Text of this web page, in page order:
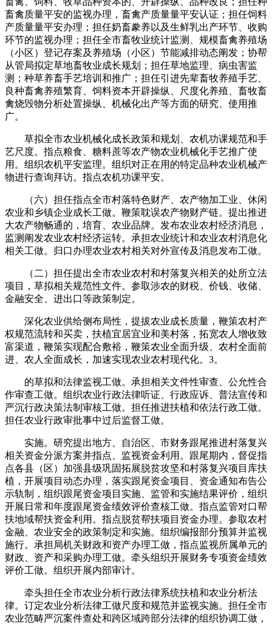
畜禽质量平安的监视办理，畜禽产质量量平安认证；担任饲料
产质量量平安办理；担任奶畜豢养以及生鲜乳出产环节、收购
环节的监视办理；担任全市畜牧业统计监测、规模畜禽养殖场
（小区）登记存案及养殖场（小区）节能减排动态阐发；协帮
从管局拟定草地畜牧业成长规划；担任草地监理、病虫害监
测；种草养畜手艺培训和推广；担任引进先辈畜牧养殖手艺、
良种畜禽养殖繁育、饲料资本开辟操纵、尺度化养殖、畜牧畜
禽烧毁物分析处置操纵、机械化出产等方面的研究、使用推
广。
草拟全市农业机械化成长政策和规划、农机功课规范和手
艺尺度。指点粮食、糖料蔗等农产物农业机械化手艺推广使
用。组织农机平安监理。组织对正在用的特定品种农业机械产
物进行查询拜访。指点农机功课平安。
（六）担任指点全市村落特色财产、农产物加工业、休闲
农业和乡镇企业成长工做。鞭策耽误农产物财产链。提出推进
大农产物畅通的，培育、农业品牌。发布农业农村经济消息，
监测阐发农业农村经济运转。承担农业统计和农业农村消息化
相关工做。归口办理农业农村相关对外宣传及消息发布工做。
（二）担任提出全市农业农村和村落复兴相关的处所立法
项目，草拟相关规范性文件。参取涉农的财税、价钱、收储、
金融安全、进出口等政策制定。
深化农业供给侧布局性，提拔农业成长质量，鞭策农村产
权规范流转和买卖，扶植宜居宜业和美村落，拓宽农人增收致
富渠道，鞭策实现配合敷裕，鞭策农业全面升级、农村全面前
进、农人全面成长，加速实现农业农村现代化。3。
的草拟和法律监视工做。承担相关文件性审查、公允性合
作审查工做。组织农业行政法律听证、行政应诉、普法宣传和
严沉行政决策法制审核工做。担任推进扶植和依法行政工做。
担任农业行政审批事中过后监督工做。
实施。研究提出地方、自治区、市财务跟尾推进村落复兴
相关资金分派方案并指点、监视资金利用。跟尾期内，督促指
点各县（区）加强县级巩固拓展脱贫攻坚和村落复兴项目库扶
植，开展项目动态办理，落实跟尾资金项目、资金通知布告公
示轨制，组织跟尾资金项目实施、监管和实施结果评价，组织
开展日常和年度跟尾资金绩效评价查核工做。指点监管对口帮
扶地域帮扶资金利用。指点脱贫帮扶项目资金办理。参取农村
金融、农业安全的政策制定和实施。组织编报部分预算并监视
施行。承担局机关财政和资产办理工做，指点监视所属单元的
财政、资产和采购办理工做。牵头组织开展财务专项资金绩效
评价工做。组织开展内部审计。
牵头担任全市农业分析行政法律系统扶植和农业分析法
律。订定农业分析法律工做尺度和规范并监视实施。担任全市
农业范畴严沉案件查处和跨区域跨部分法律的组织协调工做，